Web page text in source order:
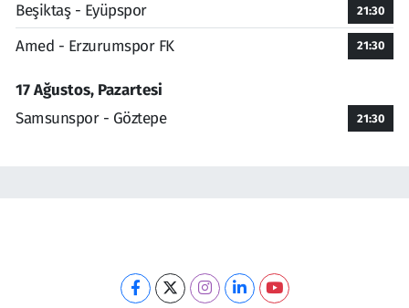
Beşiktaş - Eyüpspor 21:30
Amed - Erzurumspor FK 21:30
17 Ağustos, Pazartesi
Samsunspor - Göztepe
21:30